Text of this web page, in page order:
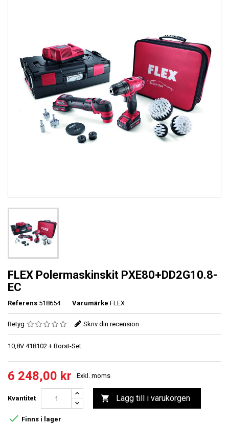
FLEX Polermaskinskit PXE80+DD2G10.8-
EC
Referens 518654 Varumärke FLEX
Betyg Skriv din recension
10,8V 418102 + Borst-Set
6 248,00 kr Exkl. moms
Kvantitet  Lägg till i varukorgen
 Finns i lager